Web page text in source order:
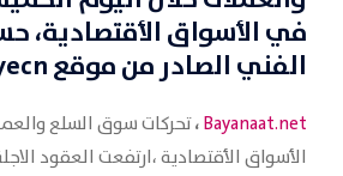
في الأسواق الأقتصادية،
الفني الصادر من موقع
Bayanaat.net،تحركات سوق السلع
الأسواق الأقتصادية ،ارتفعت العقود